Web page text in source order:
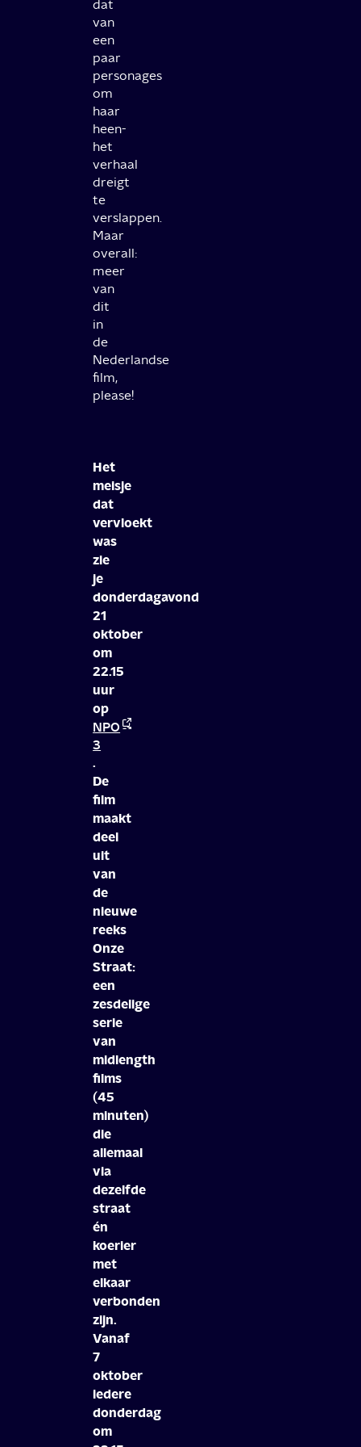
dat
van
een
paar
personages
om
haar
heen-
het
verhaal
dreigt
te
verslappen.
Maar
overall:
meer
van
dit
in
de
Nederlandse
film,
please!
Het
meisje
dat
vervloekt
was
zie
je
donderdagavond
21
oktober
om
22.15
uur
op
NPO
3
.
De
film
maakt
deel
uit
van
de
nieuwe
reeks
Onze
Straat:
een
zesdelige
serie
van
midlength
films
(45
minuten)
die
allemaal
via
dezelfde
straat
én
koerier
met
elkaar
verbonden
zijn.
Vanaf
7
oktober
iedere
donderdag
om